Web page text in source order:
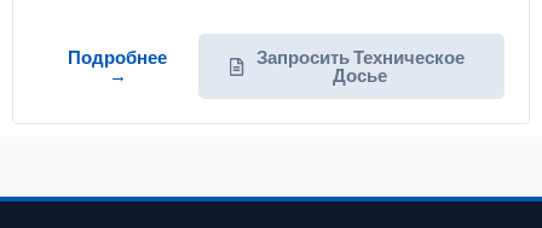
Подробнее
→
Запросить Техническое
Досье